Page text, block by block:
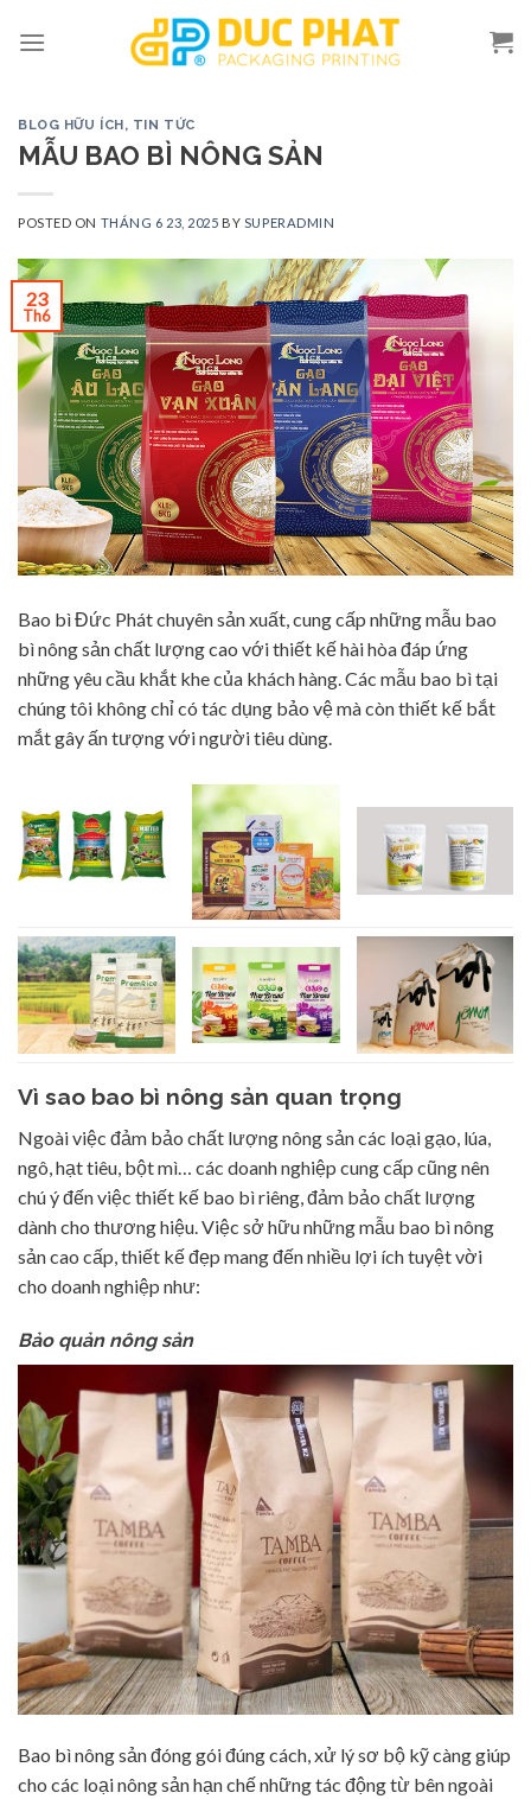
BLOG HỮU ÍCH, TIN TỨC
MẪU BAO BÌ NÔNG SẢN
POSTED ON THÁNG 6 23, 2025 BY SUPERADMIN
23
Th6
Bao bì Đức Phát chuyên sản xuất, cung cấp những mẫu bao
bì nông sản chất lượng cao với thiết kế hài hòa đáp ứng
những yêu cầu khắt khe của khách hàng. Các mẫu bao bì tại
chúng tôi không chỉ có tác dụng bảo vệ mà còn thiết kế bắt
mắt gây ấn tượng với người tiêu dùng.
Vì sao bao bì nông sản quan trọng
Ngoài việc đảm bảo chất lượng nông sản các loại gạo, lúa,
ngô, hạt tiêu, bột mì… các doanh nghiệp cung cấp cũng nên
chú ý đến việc thiết kế bao bì riêng, đảm bảo chất lượng
dành cho thương hiệu. Việc sở hữu những mẫu bao bì nông
sản cao cấp, thiết kế đẹp mang đến nhiều lợi ích tuyệt vời
cho doanh nghiệp như:
Bảo quản nông sản
Bao bì nông sản đóng gói đúng cách, xử lý sơ bộ kỹ càng giúp
cho các loại nông sản hạn chế những tác động từ bên ngoài